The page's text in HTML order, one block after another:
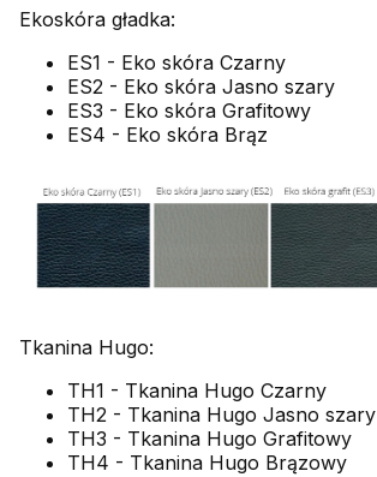
Ekoskóra gładka:
ES1 - Eko skóra Czarny
ES2 - Eko skóra Jasno szary
ES3 - Eko skóra Grafitowy
ES4 - Eko skóra Brąz
Tkanina Hugo:
TH1 - Tkanina Hugo Czarny
TH2 - Tkanina Hugo Jasno szary
TH3 - Tkanina Hugo Grafitowy
TH4 - Tkanina Hugo Brązowy